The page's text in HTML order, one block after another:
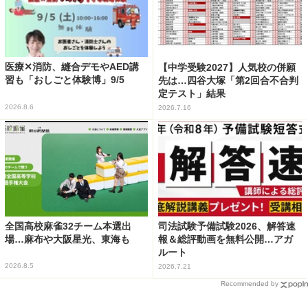
医療✕消防、縫合デモやAED講
習も「おしごと体験博」9/5
2026.8.6
【中学受験2027】人気校の併願
先は…四谷大塚「第2回合不合判
定テスト」結果
2026.7.16
全国高校麻雀32チーム本選出
場…麻布や大阪星光、東海も
2026.8.5
司法試験予備試験2026、解答速
報＆総評動画を無料公開…アガ
ルート
2026.7.21
Recommended by